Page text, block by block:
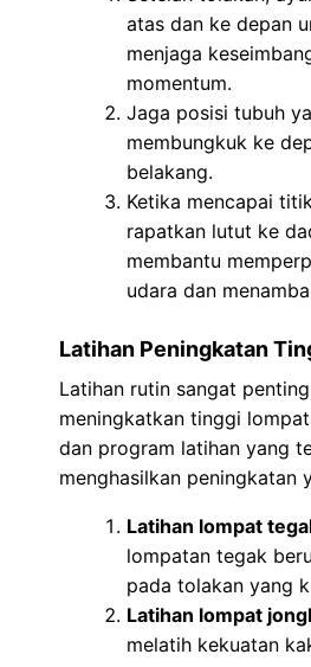
atas dan ke depan
menjaga
momentum.
Jaga posisi tubuh
membungkuk ke
belakang.
Ketika mencapai
rapatkan lutut ke
membantu
udara dan
Latihan Peningkatan
Latihan rutin sangat
meningkatkan tinggi
dan program latihan yang
menghasilkan peningkatan
Latihan lompat
lompatan tegak
pada tolakan yang
Latihan lompat
melatih kekuatan